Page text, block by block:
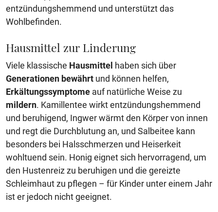
entzündungshemmend und unterstützt das
Wohlbefinden.
Hausmittel zur Linderung
Viele klassische Hausmittel haben sich über
Generationen bewährt und können helfen,
Erkältungssymptome auf natürliche Weise zu
mildern. Kamillentee wirkt entzündungshemmend
und beruhigend, Ingwer wärmt den Körper von innen
und regt die Durchblutung an, und Salbeitee kann
besonders bei Halsschmerzen und Heiserkeit
wohltuend sein. Honig eignet sich hervorragend, um
den Hustenreiz zu beruhigen und die gereizte
Schleimhaut zu pflegen – für Kinder unter einem Jahr
ist er jedoch nicht geeignet.